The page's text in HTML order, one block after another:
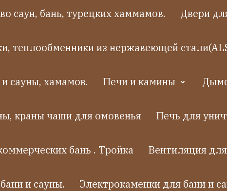
саун, бань, турецких хаммамов. Двери
теплообменники из нержавеющей
сауны, хамамов. Печи и камины
краны чаши для омовенья Печь для
бань . Тройка Вентиляция
и сауны. Электрокаменки для бани и